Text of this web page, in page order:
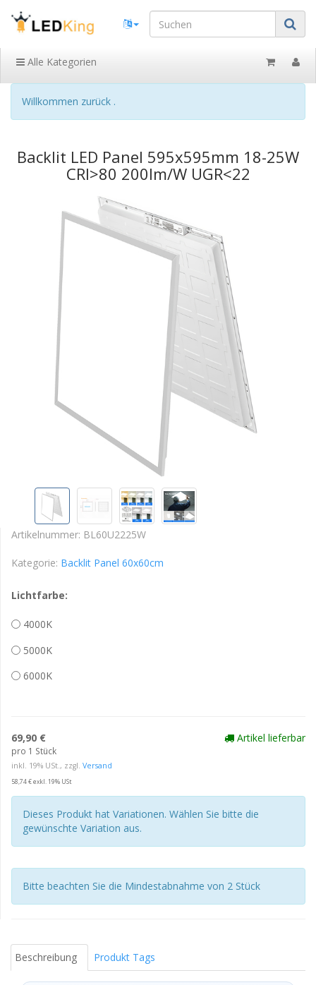
Alle Kategorien
Willkommen zurück .
Backlit LED Panel 595x595mm 18-25W
CRI>80 200lm/W UGR<22
Artikelnummer: BL60U2225W
Kategorie: Backlit Panel 60x60cm
Lichtfarbe:
4000K
5000K
6000K
69,90 €
pro 1 Stück
inkl. 19% USt., zzgl. Versand
58,74 € exkl. 19% USt
Artikel lieferbar
Dieses Produkt hat Variationen. Wählen Sie bitte die
gewünschte Variation aus.
Bitte beachten Sie die Mindestabnahme von 2 Stück
Beschreibung Produkt Tags